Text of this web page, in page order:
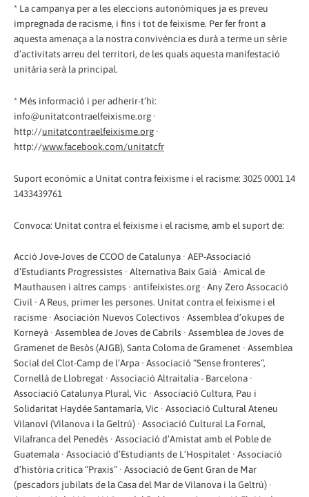
* La campanya per a les eleccions autonòmiques ja es preveu
impregnada de racisme, i fins i tot de feixisme. Per fer front a
aquesta amenaça a la nostra convivència es durà a terme un sèrie
d’activitats arreu del territori, de les quals aquesta manifestació
unitària serà la principal.
* Més informació i per adherir-t’hi:
info@unitatcontraelfeixisme.org ·
http://unitatcontraelfeixisme.org·
http://www.facebook.com/unitatcfr
Suport econòmic a Unitat contra feixisme i el racisme: 3025 0001 14
1433439761
Convoca: Unitat contra el feixisme i el racisme, amb el suport de:
Acció Jove-Joves de CCOO de Catalunya · AEP-Associació
d’Estudiants Progressistes · Alternativa Baix Gaià · Amical de
Mauthausen i altres camps · antifeixistes.org · Any Zero Assocació
Civil · A Reus, primer les persones. Unitat contra el feixisme i el
racisme · Asociación Nuevos Colectivos · Assemblea d’okupes de
Korneyà · Assemblea de Joves de Cabrils · Assemblea de Joves de
Gramenet de Besòs (AJGB), Santa Coloma de Gramenet · Assemblea
Social del Clot-Camp de l’Arpa · Associació “Sense fronteres”,
Cornellà de Llobregat · Associació Altraitalia - Barcelona ·
Associació Catalunya Plural, Vic · Associació Cultura, Pau i
Solidaritat Haydée Santamaría, Vic · Associació Cultural Ateneu
Vilanoví (Vilanova i la Geltrú) · Associació Cultural La Fornal,
Vilafranca del Penedès · Associació d’Amistat amb el Poble de
Guatemala · Associació d’Estudiants de L’Hospitalet · Associació
d’història crítica “Praxis” · Associació de Gent Gran de Mar
(pescadors jubilats de la Casa del Mar de Vilanova i la Geltrú) ·